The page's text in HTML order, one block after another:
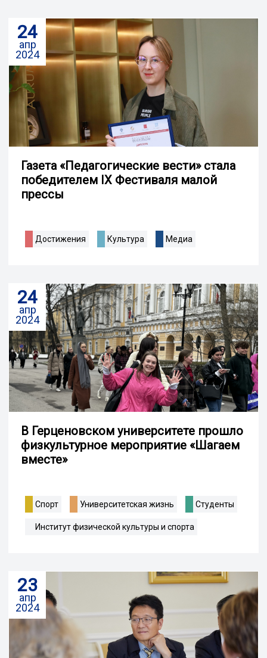
24
апр
2024
Газета «Педагогические вести» стала
победителем IX Фестиваля малой
прессы
Достижения Культура Медиа
24
апр
2024
В Герценовском университете прошло
физкультурное мероприятие «Шагаем
вместе»
Спорт Университетская жизнь Студенты
Институт физической культуры и спорта
23
апр
2024